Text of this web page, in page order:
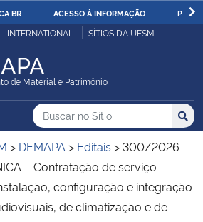
IR
O
BR ACESSO À INFORMAÇÃO
Pública
INTERNATIONAL SÍTIOS DA UFSM
de Material e Patrimônio
do Sítio
Busca
Buscar no no Sítio
Busca:
> DEMAPA > Editais >300/2026 –
– Contratação de serviço
configuração e integração
de climatização e de